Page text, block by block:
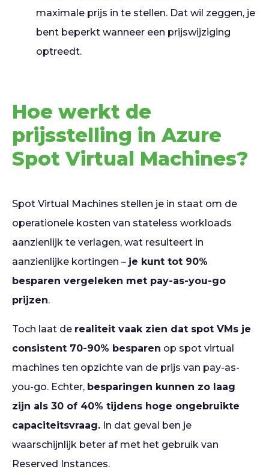
maximale prijs in te stellen. Dat wil zeggen, je
bent beperkt wanneer een prijswijziging
optreedt.
Hoe werkt de
prijsstelling in Azure
Spot Virtual Machines?
Spot Virtual Machines stellen je in staat om de
operationele kosten van stateless workloads
aanzienlijk te verlagen, wat resulteert in
aanzienlijke kortingen – je kunt tot 90%
besparen vergeleken met pay-as-you-go
prijzen.
Toch laat de realiteit vaak zien dat spot VMs je
consistent 70-90% besparen op spot virtual
machines ten opzichte van de prijs van pay-as-
you-go. Echter, besparingen kunnen zo laag
zijn als 30 of 40% tijdens hoge ongebruikte
capaciteitsvraag. In dat geval ben je
waarschijnlijk beter af met het gebruik van
Reserved Instances.